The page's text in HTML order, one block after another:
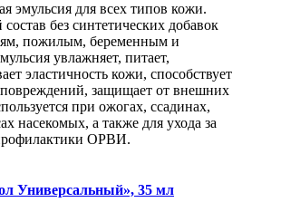
эмульсия для всех типов кожи.
без синтетических добавок
пожилым, беременным и
увлажняет, питает,
эластичность кожи, способствует
защищает от внешних
при ожогах, ссадинах,
насекомых, а также для ухода за
ОРВИ.
Универсальный», 35 мл